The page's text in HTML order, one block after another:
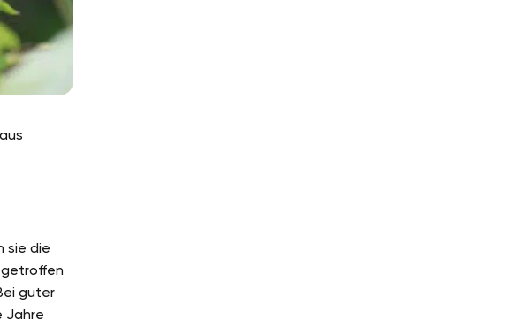
sie die
getroffen
guter
Jahre